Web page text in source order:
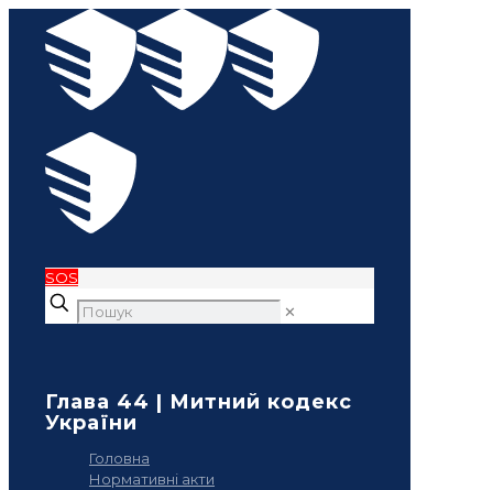
SOS
✕
Глава 44 | Митний кодекс
України
Головна
Нормативні акти